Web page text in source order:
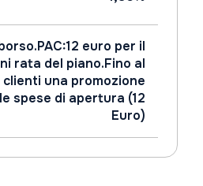
euro per il
rata del piano.Fino al
una promozione
spese di apertura (12
Euro)